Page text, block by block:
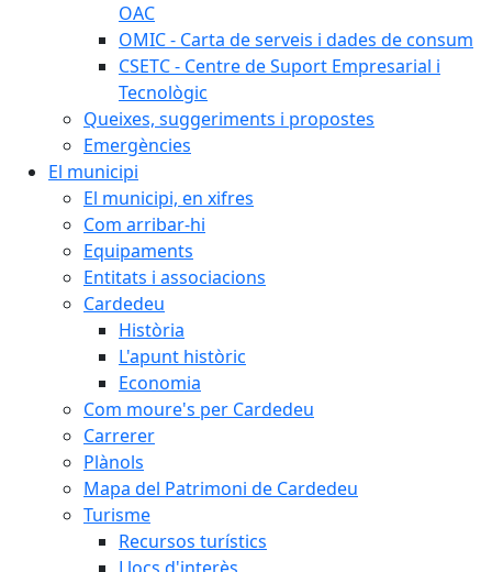
OAC
OMIC - Carta de serveis i dades de consum
CSETC - Centre de Suport Empresarial i
Tecnològic
Queixes, suggeriments i propostes
Emergències
El municipi
El municipi, en xifres
Com arribar-hi
Equipaments
Entitats i associacions
Cardedeu
Història
L'apunt històric
Economia
Com moure's per Cardedeu
Carrerer
Plànols
Mapa del Patrimoni de Cardedeu
Turisme
Recursos turístics